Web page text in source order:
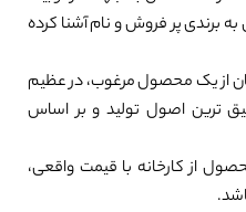
برندی پر فروش و نام آشنا کرده
از یک محصول مرغوب، در عظیم
ترین اصول تولید و بر اساس
از کارخانه با قیمت واقعی،